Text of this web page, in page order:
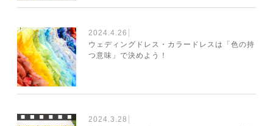
2024.4.26
ウェディングドレス・カラードレスは「色の持
つ意味」で決めよう！
2024.3.28